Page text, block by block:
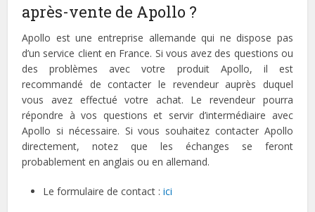
après-vente de Apollo ?
Apollo est une entreprise allemande qui ne dispose pas
d’un service client en France. Si vous avez des questions ou
des problèmes avec votre produit Apollo, il est
recommandé de contacter le revendeur auprès duquel
vous avez effectué votre achat. Le revendeur pourra
répondre à vos questions et servir d’intermédiaire avec
Apollo si nécessaire. Si vous souhaitez contacter Apollo
directement, notez que les échanges se feront
probablement en anglais ou en allemand.
Le formulaire de contact :ici